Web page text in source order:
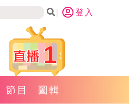
登入
1
節目 圖輯